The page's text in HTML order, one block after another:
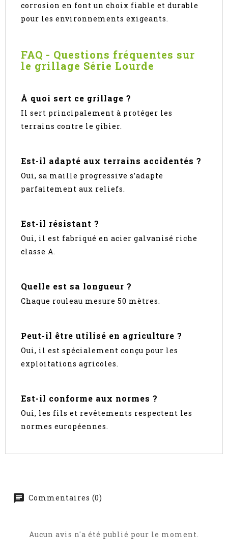
corrosion en font un choix fiable et durable
pour les environnements exigeants.
FAQ - Questions fréquentes sur
le grillage Série Lourde
À quoi sert ce grillage ?
Il sert principalement à protéger les
terrains contre le gibier.
Est-il adapté aux terrains accidentés ?
Oui, sa maille progressive s’adapte
parfaitement aux reliefs.
Est-il résistant ?
Oui, il est fabriqué en acier galvanisé riche
classe A.
Quelle est sa longueur ?
Chaque rouleau mesure 50 mètres.
Peut-il être utilisé en agriculture ?
Oui, il est spécialement conçu pour les
exploitations agricoles.
Est-il conforme aux normes ?
Oui, les fils et revêtements respectent les
normes européennes.
Commentaires (0)
Aucun avis n'a été publié pour le moment.